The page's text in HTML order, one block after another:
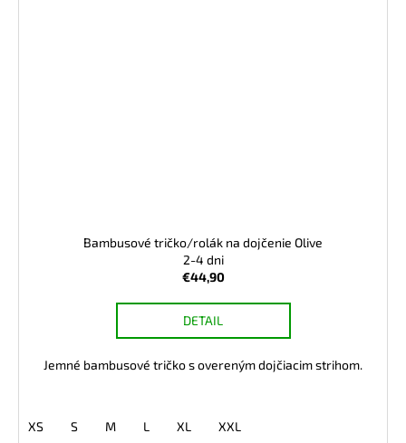
Bambusové tričko/rolák na dojčenie Olive
2-4 dni
€44,90
DETAIL
Jemné bambusové tričko s overeným dojčiacim strihom.
XS S M L XL XXL